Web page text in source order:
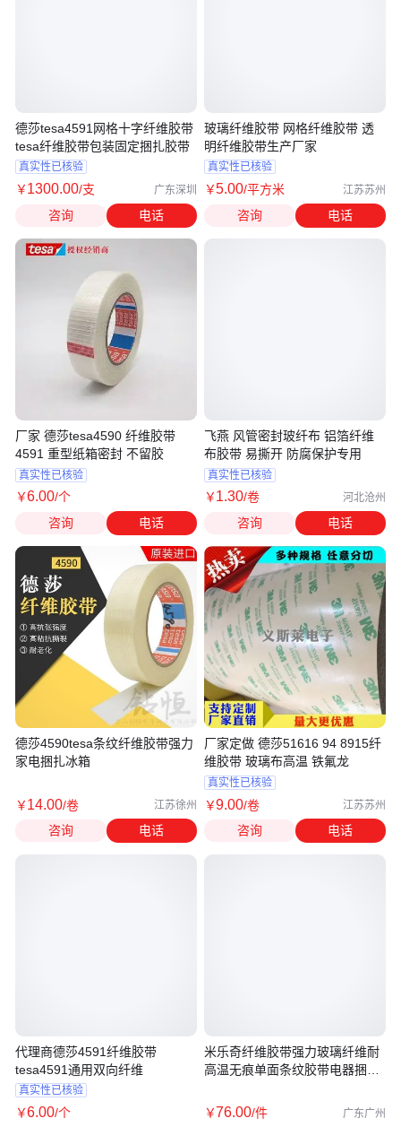
德莎tesa4591网格十字纤维胶带
tesa纤维胶带包装固定捆扎胶带
真实性已核验
￥1300.00/支 广东深圳
咨询 电话
厂家 德莎tesa4590 纤维胶带
4591 重型纸箱密封 不留胶
真实性已核验
￥6.00/个
咨询
电话
德莎4590tesa条纹纤维胶带强力
家电捆扎冰箱
￥14.00/卷 江苏徐州
咨询 电话
代理商德莎4591纤维胶带
tesa4591通用双向纤维
真实性已核验
￥6.00/个
玻璃纤维胶带 网格纤维胶带 透
明纤维胶带生产厂家
真实性已核验
￥5.00/平方米 江苏苏州
咨询 电话
飞燕 风管密封玻纤布 铝箔纤维
布胶带 易撕开 防腐保护专用
真实性已核验
￥1.30/卷 河北沧州
咨询 电话
厂家定做 德莎51616 94 8915纤
维胶带 玻璃布高温 铁氟龙
真实性已核验
￥9.00/卷 江苏苏州
咨询 电话
米乐奇纤维胶带强力玻璃纤维耐
高温无痕单面条纹胶带电器捆扎
￥76.00/件 广东广州